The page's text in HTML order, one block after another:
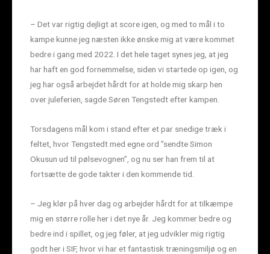
– Det var rigtig dejligt at score igen, og med to mål i to
kampe kunne jeg næsten ikke ønske mig at være kommet
bedre i gang med 2022. I det hele taget synes jeg, at jeg
har haft en god fornemmelse, siden vi startede op igen, og
jeg har også arbejdet hårdt for at holde mig skarp hen
over juleferien, sagde Søren Tengstedt efter kampen.
Torsdagens mål kom i stand efter et par snedige træk i
feltet, hvor Tengstedt med egne ord ”sendte Simon
Okusun ud til pølsevognen”, og nu ser han frem til at
fortsætte de gode takter i den kommende tid.
– Jeg klør på hver dag og arbejder hårdt for at tilkæmpe
mig en større rolle her i det nye år. Jeg kommer bedre og
bedre ind i spillet, og jeg føler, at jeg udvikler mig rigtig
godt her i SIF, hvor vi har et fantastisk træningsmiljø og en